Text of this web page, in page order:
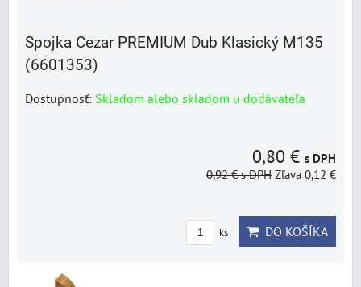
Spojka Cezar PREMIUM Dub Klasický M135
(6601353)
Dostupnosť: Skladom alebo skladom u dodávateľa
0,80 € s DPH
0,92 €s DPH Zľava 0,12 €
ks DO KOŠÍKA